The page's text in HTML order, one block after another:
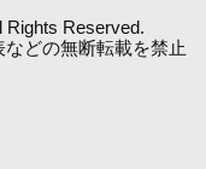
Rights Reserved.
などの無断転載を禁止